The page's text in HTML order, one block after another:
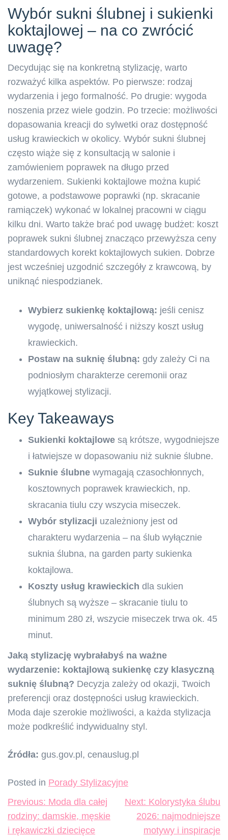
Wybór sukni ślubnej i sukienki
koktajlowej – na co zwrócić
uwagę?
Decydując się na konkretną stylizację, warto
rozważyć kilka aspektów. Po pierwsze: rodzaj
wydarzenia i jego formalność. Po drugie: wygoda
noszenia przez wiele godzin. Po trzecie: możliwości
dopasowania kreacji do sylwetki oraz dostępność
usług krawieckich w okolicy. Wybór sukni ślubnej
często wiąże się z konsultacją w salonie i
zamówieniem poprawek na długo przed
wydarzeniem. Sukienki koktajlowe można kupić
gotowe, a podstawowe poprawki (np. skracanie
ramiączek) wykonać w lokalnej pracowni w ciągu
kilku dni. Warto także brać pod uwagę budżet: koszt
poprawek sukni ślubnej znacząco przewyższa ceny
standardowych korekt koktajlowych sukien. Dobrze
jest wcześniej uzgodnić szczegóły z krawcową, by
uniknąć niespodzianek.
Wybierz sukienkę koktajlową: jeśli cenisz
wygodę, uniwersalność i niższy koszt usług
krawieckich.
Postaw na suknię ślubną: gdy zależy Ci na
podniosłym charakterze ceremonii oraz
wyjątkowej stylizacji.
Key Takeaways
Sukienki koktajlowe są krótsze, wygodniejsze
i łatwiejsze w dopasowaniu niż suknie ślubne.
Suknie ślubne wymagają czasochłonnych,
kosztownych poprawek krawieckich, np.
skracania tiulu czy wszycia miseczek.
Wybór stylizacji uzależniony jest od
charakteru wydarzenia – na ślub wyłącznie
suknia ślubna, na garden party sukienka
koktajlowa.
Koszty usług krawieckich dla sukien
ślubnych są wyższe – skracanie tiulu to
minimum 280 zł, wszycie miseczek trwa ok. 45
minut.
Jaką stylizację wybrałabyś na ważne
wydarzenie: koktajlową sukienkę czy klasyczną
suknię ślubną? Decyzja zależy od okazji, Twoich
preferencji oraz dostępności usług krawieckich.
Moda daje szerokie możliwości, a każda stylizacja
może podkreślić indywidualny styl.
Źródła: gus.gov.pl, cenauslug.pl
Posted in Porady Stylizacyjne
Nawigacja
wpisu
Previous: Moda dla całej
rodziny: damskie, męskie
i rękawiczki dziecięce
Next: Kolorystyka ślubu
2026: najmodniejsze
motywy i inspiracje